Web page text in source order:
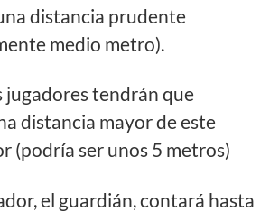
distancia prudente
medio metro).
jugadores tendrán que
distancia mayor de este
(podría ser unos 5 metros)
el guardián, contará hasta